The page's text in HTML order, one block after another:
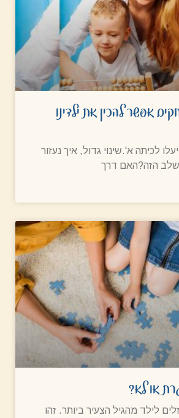
אפשר להכין את ילדינו
לכיתה א'.שינוי גדול, איך נעזור
הזה?האם דרך
או לא?
לילד מהגיל הצעיר ביותר. זהו